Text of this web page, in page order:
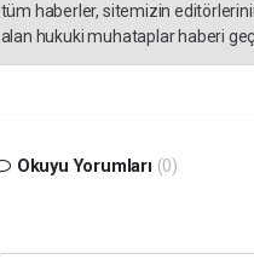
tüm haberler, sitemizin
alan hukuki muhataplar haberi
Okuyu Yorumları (0)